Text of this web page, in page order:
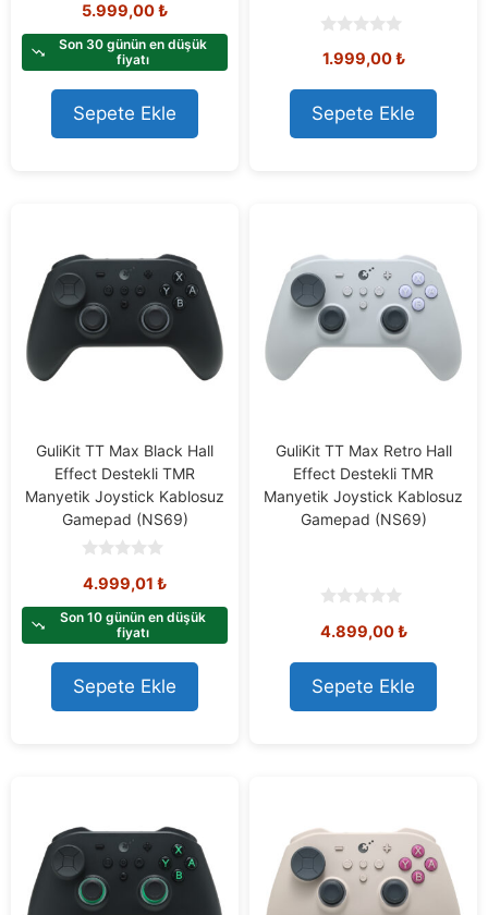
o
t
f
5
5.999,00₺
Son 30 günün en düşük
fiyatı
Sepete Ekle
o
t
o
f
5
1.999,00₺
Sepete Ekle
GuliKit TT Max Black Hall
Effect Destekli TMR
Manyetik Joystick Kablosuz
Gamepad (NS69)
o
t
f
5
4.999,01 ₺
Son 10 günün en düşük
fiyatı
Sepete Ekle
GuliKit TT Max Retro Hall
Effect Destekli TMR
Manyetik Joystick Kablosuz
Gamepad (NS69)
o
t
o
f
5
4.899,00₺
Sepete Ekle